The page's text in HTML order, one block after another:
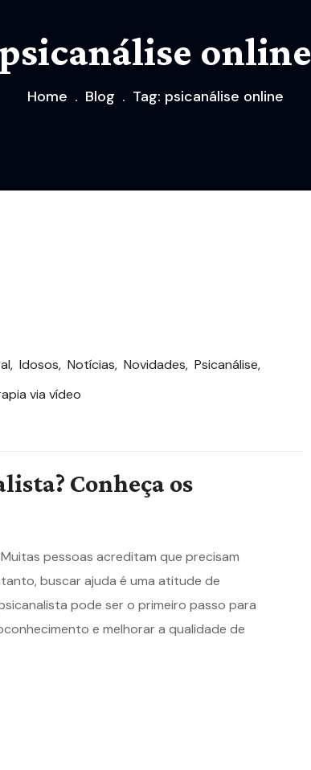
psicanálise online
Home Blog Tag: psicanálise online
, Idosos, Notícias, Novidades, Psicanálise,
via vídeo
Conheça os
pessoas acreditam que precisam
buscar ajuda é uma atitude de
pode ser o primeiro passo para
e melhorar a qualidade de